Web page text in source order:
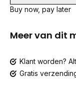
Buy now, pay later
Meer van dit
Klant worden?
Gratis